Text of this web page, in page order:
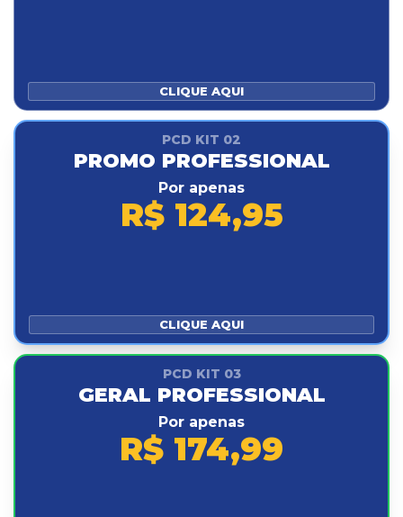
CLIQUE AQUI
PCD KIT 02
PROMO PROFESSIONAL
Por apenas
R$ 124,95
CLIQUE AQUI
PCD KIT 03
GERAL PROFESSIONAL
Por apenas
R$ 174,99